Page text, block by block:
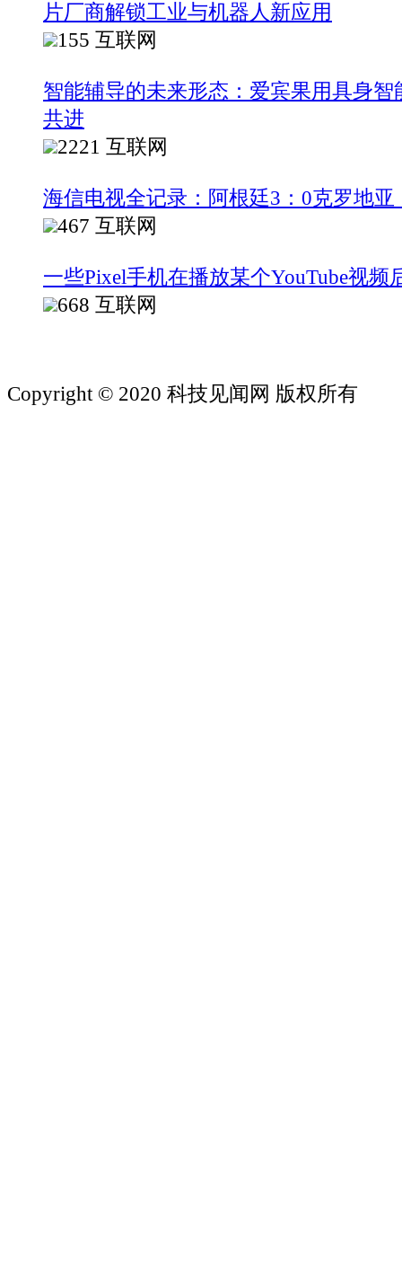
片厂商解锁工业与机器人新应用
155 互联网
智能辅导的未来形态：爱宾果用具身智
共进
2221 互联网
海信电视全记录：阿根廷3：0克罗地
467 互联网
一些Pixel手机在播放某个YouTube视频
668 互联网
Copyright © 2020 科技见闻网 版权所有